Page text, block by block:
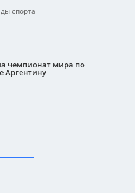
спорта
чемпионат мира по
Аргентину